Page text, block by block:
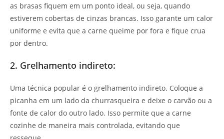
as brasas fiquem em um ponto ideal, ou seja, quando
estiverem cobertas de cinzas brancas. Isso garante um calor
uniforme e evita que a carne queime por fora e fique crua
por dentro.
2. Grelhamento indireto:
Uma técnica popular é o grelhamento indireto. Coloque a
picanha em um lado da churrasqueira e deixe o carvão ou a
fonte de calor do outro lado. Isso permite que a carne
cozinhe de maneira mais controlada, evitando que